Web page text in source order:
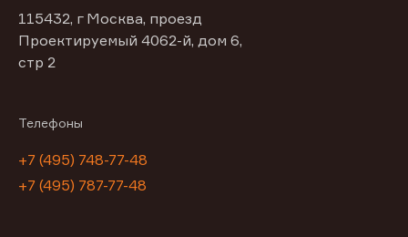
115432, г Москва, проезд
Проектируемый 4062-й, дом 6,
стр 2
Телефоны
+7 (495) 748-77-48
+7 (495) 787-77-48